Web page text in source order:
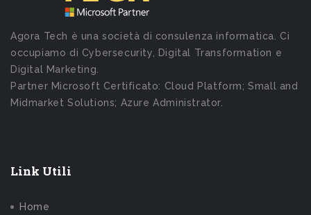
Agora Tech è una società di consulenza informatica. Ci
occupiamo di Cybersecurity, Digital Transformation e
Digital Marketing.
Partner Microsoft Certificato: Cloud Platform; Small and
Midmarket Solutions; Azure Administrator.
Link Utili
Home